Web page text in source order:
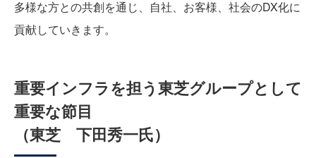
多様な方との共創を通じ、自社、お客様、社会のDX化に
貢献していきます。
重要インフラを担う東芝グループとして
重要な節目
（東芝 下田秀一氏）